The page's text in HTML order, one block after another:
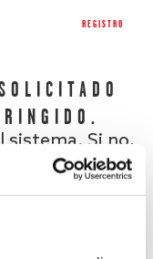
REGISTRO
sistema. Si no,